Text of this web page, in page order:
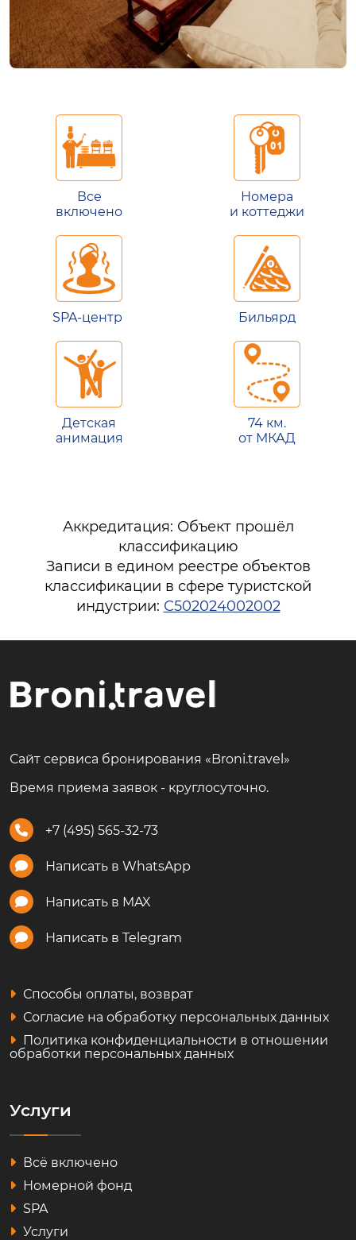
Все
включено
Номера
и коттеджи
SPA-центр Бильярд
Детская
анимация
74 км.
от МКАД
Аккредитация: Объект прошёл
классификацию
Записи в едином реестре объектов
классификации в сфере туристской
индустрии: С502024002002
Сайт сервиса бронирования «Broni.travel»
Время приема заявок - круглосуточно.
+7 (495) 565-32-73
Написать в WhatsApp
Написать в MAX
Написать в Telegram
Способы оплаты, возврат
Согласие на обработку персональных данных
Политика конфиденциальности в отношении
обработки персональных данных
Услуги
Всё включено
Номерной фонд
SPA
Услуги